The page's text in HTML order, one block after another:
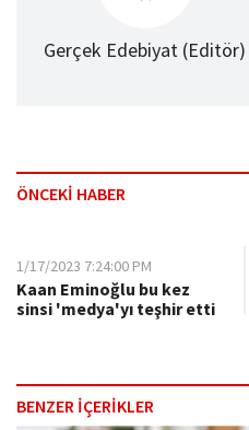
Gerçek Edebiyat (Editör)
ÖNCEKİ HABER
1/17/2023 7:24:00 PM
Kaan Eminoğlu bu kez
sinsi 'medya'yı teşhir etti
BENZER İÇERİKLER